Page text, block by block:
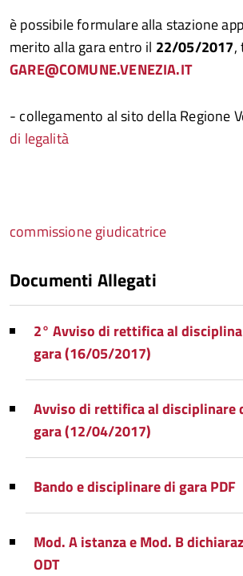
è possibile formulare alla stazione
merito alla gara entro il 22/05/2017,
GARE@COMUNE.VENEZIA.IT
- collegamento al sito della Regione
di legalità
commissione giudicatrice
Documenti Allegati
2° Avviso di rettifica al
gara (16/05/2017)
Avviso di rettifica al disciplinare
gara (12/04/2017)
Bando e disciplinare di gara PDF
Mod. A istanza e Mod. B
ODT